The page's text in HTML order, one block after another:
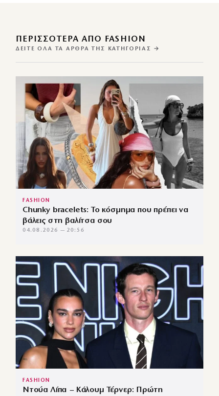
ΠΕΡΙΣΣΌΤΕΡΑ ΑΠΌ FASHION
ΔΕΊΤΕ ΌΛΑ ΤΑ ΆΡΘΡΑ ΤΗΣ ΚΑΤΗΓΟΡΊΑΣ →
FASHION
Chunky bracelets: Το κόσμημα που πρέπει να
βάλεις στη βαλίτσα σου
04.08.2026 — 20:56
FASHION
Ντούα Λίπα – Κάλουμ Τέρνερ: Πρώτη